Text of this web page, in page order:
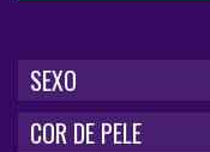
SEXO
COR DE PELE